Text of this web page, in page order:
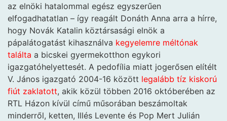
az elnöki hatalommal egész egyszerűen
elfogadhatatlan – így reagált Donáth Anna arra a hírre,
hogy Novák Katalin köztársasági elnök a
pápalátogatást kihasználva kegyelemre méltónak
találta a bicskei gyermekotthon egykori
igazgatóhelyettesét. A pedofília miatt jogerősen elítélt
V. János igazgató 2004-16 között legalább tíz kiskorú
fiút zaklatott, akik közül többen 2016 októberében az
RTL Házon kívül című műsorában beszámoltak
minderről, ketten, Illés Levente és Pop Mert Julián